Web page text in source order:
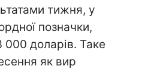
тижня, у
позначки,
доларів. Таке
як вир